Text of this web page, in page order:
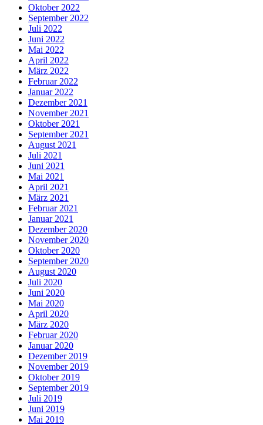
Oktober 2022
September 2022
Juli 2022
Juni 2022
Mai 2022
April 2022
März 2022
Februar 2022
Januar 2022
Dezember 2021
November 2021
Oktober 2021
September 2021
August 2021
Juli 2021
Juni 2021
Mai 2021
April 2021
März 2021
Februar 2021
Januar 2021
Dezember 2020
November 2020
Oktober 2020
September 2020
August 2020
Juli 2020
Juni 2020
Mai 2020
April 2020
März 2020
Februar 2020
Januar 2020
Dezember 2019
November 2019
Oktober 2019
September 2019
Juli 2019
Juni 2019
Mai 2019